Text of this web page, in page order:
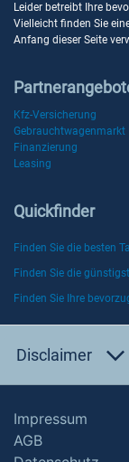
Leider betreibt Ihre
Vielleicht finden Sie
Anfang dieser Seite
Kfz-Versicherung
Gebrauchtwagenmarkt
Finanzierung
Leasing
Quickfinder
Finden Sie die besten
Finden Sie die
Finden Sie Ihre
Disclaimer
Impressum
AGB